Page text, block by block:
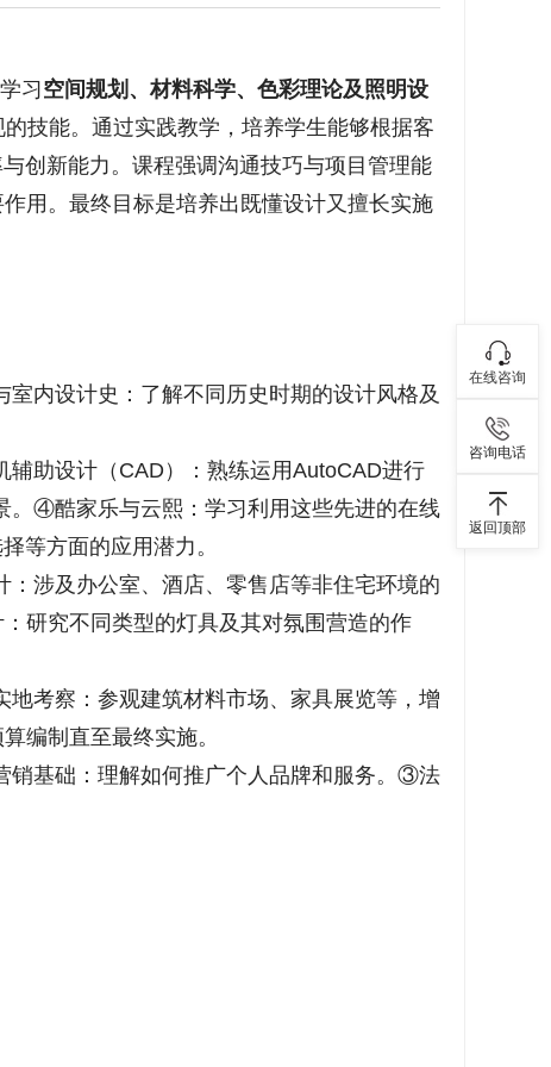
在线咨询
咨询电话
返回顶部
习 空间规划、材料科学、色彩理论及照明设
技能。通过实践教学，培养学生能够根据客
创新能力。课程强调沟通技巧与项目管理能
用。最终目标是培养出既懂设计又擅长实施
内设计史：了解不同历史时期的设计风格及
助设计（CAD）：熟练运用AutoCAD进行
。④酷家乐与云熙：学习利用这些先进的在线
等方面的应用潜力。
涉及办公室、酒店、零售店等非住宅环境的
研究不同类型的灯具及其对氛围营造的作
考察：参观建筑材料市场、家具展览等，增
编制直至最终实施。
基础：理解如何推广个人品牌和服务。③法